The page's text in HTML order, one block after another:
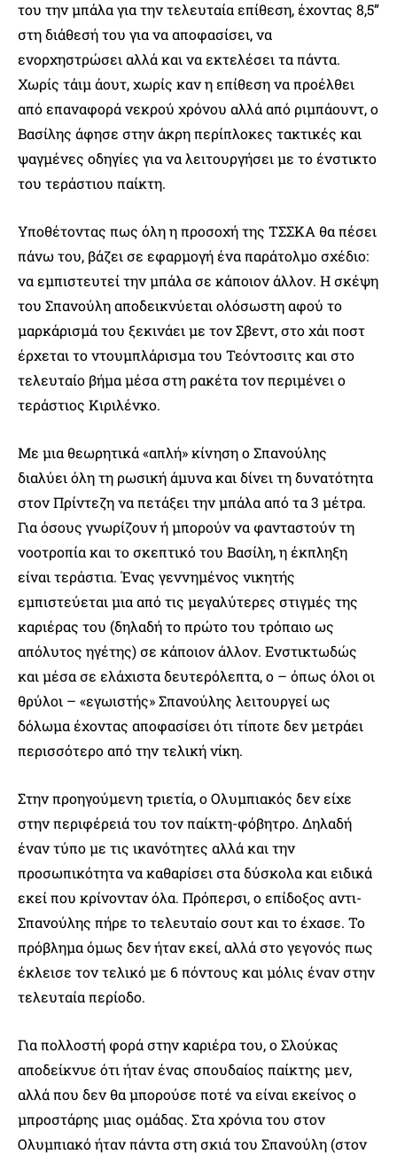
του την μπάλα για την τελευταία επίθεση, έχοντας 8,5”
στη διάθεσή του για να αποφασίσει, να
ενορχηστρώσει αλλά και να εκτελέσει τα πάντα.
Χωρίς τάιμ άουτ, χωρίς καν η επίθεση να προέλθει
από επαναφορά νεκρού χρόνου αλλά από ριμπάουντ, ο
Βασίλης άφησε στην άκρη περίπλοκες τακτικές και
ψαγμένες οδηγίες για να λειτουργήσει με το ένστικτο
του τεράστιου παίκτη.
Υποθέτοντας πως όλη η προσοχή της ΤΣΣΚΑ θα πέσει
πάνω του, βάζει σε εφαρμογή ένα παράτολμο σχέδιο:
να εμπιστευτεί την μπάλα σε κάποιον άλλον. Η σκέψη
του Σπανούλη αποδεικνύεται ολόσωστη αφού το
μαρκάρισμά του ξεκινάει με τον Σβεντ, στο χάι ποστ
έρχεται το ντουμπλάρισμα του Τεόντοσιτς και στο
τελευταίο βήμα μέσα στη ρακέτα τον περιμένει ο
τεράστιος Κιριλένκο.
Με μια θεωρητικά «απλή» κίνηση ο Σπανούλης
διαλύει όλη τη ρωσική άμυνα και δίνει τη δυνατότητα
στον Πρίντεζη να πετάξει την μπάλα από τα 3 μέτρα.
Για όσους γνωρίζουν ή μπορούν να φανταστούν τη
νοοτροπία και το σκεπτικό του Βασίλη, η έκπληξη
είναι τεράστια. Ένας γεννημένος νικητής
εμπιστεύεται μια από τις μεγαλύτερες στιγμές της
καριέρας του (δηλαδή το πρώτο του τρόπαιο ως
απόλυτος ηγέτης) σε κάποιον άλλον. Ενστικτωδώς
και μέσα σε ελάχιστα δευτερόλεπτα, ο – όπως όλοι οι
θρύλοι – «εγωιστής» Σπανούλης λειτουργεί ως
δόλωμα έχοντας αποφασίσει ότι τίποτε δεν μετράει
περισσότερο από την τελική νίκη.
Στην προηγούμενη τριετία, ο Ολυμπιακός δεν είχε
στην περιφέρειά του τον παίκτη-φόβητρο. Δηλαδή
έναν τύπο με τις ικανότητες αλλά και την
προσωπικότητα να καθαρίσει στα δύσκολα και ειδικά
εκεί που κρίνονταν όλα. Πρόπερσι, ο επίδοξος αντι-
Σπανούλης πήρε το τελευταίο σουτ και το έχασε. Το
πρόβλημα όμως δεν ήταν εκεί, αλλά στο γεγονός πως
έκλεισε τον τελικό με 6 πόντους και μόλις έναν στην
τελευταία περίοδο.
Για πολλοστή φορά στην καριέρα του, ο Σλούκας
αποδείκνυε ότι ήταν ένας σπουδαίος παίκτης μεν,
αλλά που δεν θα μπορούσε ποτέ να είναι εκείνος ο
μπροστάρης μιας ομάδας. Στα χρόνια του στον
Ολυμπιακό ήταν πάντα στη σκιά του Σπανούλη (στον